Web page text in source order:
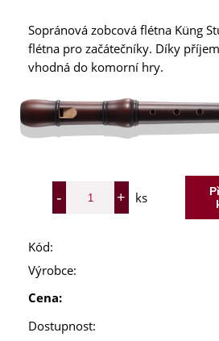
Sopránová zobcová flétna Küng
flétna pro začátečníky. Díky
vhodná do komorní hry.
ks
Kód:
Výrobce:
Cena:
Dostupnost: